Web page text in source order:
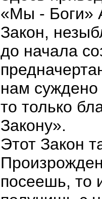
«Мы - Боги»
Закон,
до начала
нам суждено
то только
Закону».
Этот Закон
посеешь, то